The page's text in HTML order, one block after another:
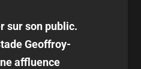
sur son public.
Geoffroy-
affluence